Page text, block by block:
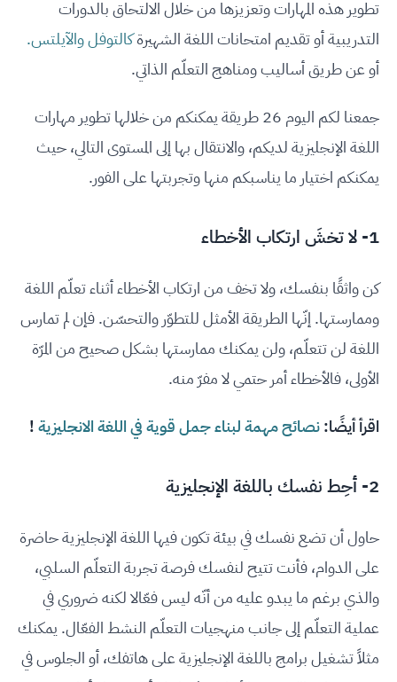
تطوير هذه المهارات وتعزيزها من خلال الالتحاق بالدورات
التدريبية أو تقديم امتحانات اللغة الشهيرةكالتوفل والآيلتس.
أو عن طريق أساليب ومناهج التعلّم الذاتي.
جمعنا لكم اليوم 26 طريقة يمكنكم من خلالها تطوير مهارات
اللغة الإنجليزية لديكم، والانتقال بها إلى المستوى التالي، حيث
يمكنكم اختيار ما يناسبكم منها وتجربتها على الفور.
1- لا تخشَ ارتكاب الأخطاء
كن واثقًا بنفسك، ولا تخف من ارتكاب الأخطاء أثناء تعلّم اللغة
وممارستها. إنّها الطريقة الأمثل للتطوّر والتحسّن. فإن لم تمارس
اللغة لن تتعلّم، ولن يمكنك ممارستها بشكل صحيح من المرّة
الأولى، فالأخطاء أمر حتمي لا مفرّ منه.
اقرأ أيضًا:نصائح مهمة لبناء جمل قوية في اللغة الانجليزية!
2- أحِط نفسك باللغة الإنجليزية
حاول أن تضع نفسك في بيئة تكون فيها اللغة الإنجليزية حاضرة
على الدوام، فأنت تتيح لنفسك فرصة تجربة التعلّم السلبي،
والذي برغم ما يبدو عليه من أنّه ليس فعّالا لكنه ضروري في
عملية التعلّم إلى جانب منهجيات التعلّم النشط الفعّال. يمكنك
مثلاً تشغيل برامج باللغة الإنجليزية على هاتفك، أو الجلوس في